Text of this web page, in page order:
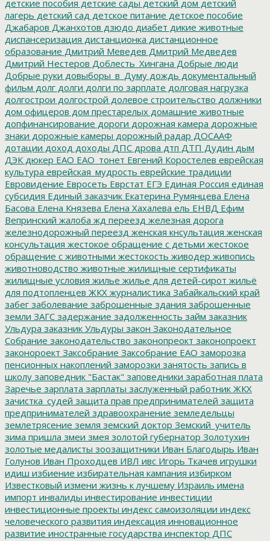
детские пособия детские сады детский дом детский
лагерь детский сад детское питание детское пособие
Джабаров Джанхотов дзюдо диабет дикие животные
диспансеризация дистанционка дистанционное
образование Дмитрий Меведев Дмитрий Медведев
Дмитрий Нестеров Доблесть_Хингана Добрые люди
Добрые руки довыборы_в_Думу дождь документальный
фильм долг долги долги по зарплате долговая нагрузка
долгострои долгострой долевое строительство должники
дом офицеров дом престарелых домашние животные
допфинансирование дороги дорожная камера дорожные
знаки дорожные камеры дорожный радар ДОСААФ
дотации доход доходы ДПС дрова дтп ДТП Дудин дым
ДЭК дюкер ЕАО ЕАО_тонет Евгений Коростелев еврейская
культура еврейская_мудрость еврейские традиции
Евровидение Евросеть Еврстат ЕГЭ Единая Россия единая
субсидия Единый заказчик Екатерина Румянцева Елена
Басова Елена Князева Елена Хахалева ель ЕНВД Ефим
Вепринский жалоба жд переезд железная дорога
железнодорожный переезд женская кнсультация женская
консультация жестокое обращение с детьми жестокое
обращение с животными жестокость живодер живопись
животноводство животные жилищные сертификаты
жилищные условия жилье жилье для детей-сирот жильё
для подтопленцев ЖКХ журналистика Забайкальский край
забег заболевание заброшенные здания заброшенные
земли ЗАГС задержание задолженность займ заказник
Ульдура заказник Ульдуры закон Законодательное
Собрание законодательство законопреокт законопроект
законороект Заксобрание Заксобрание ЕАО заморозка
пенсионных накоплений заморозки занятость запись в
школу заповедник "Бастак" заповедники заработная плата
Заречье зарплата зарплаты заслуженный работник ЖКХ
зачистка_судей защита прав предпринимателей защита
предпринимателей здравоохранение земледельцы
землетрясение земля земский доктор Земский_учитель
зима пришла змеи змея золотой губернатор Золотухин
золотые медалисты зоозащитники Иван Благодырь Иван
Голунов Иван Проходцев ИВЛ ивс Игорь Ткачев игрушки
идиш избиение избирательная кампания избирком
Известковый измени жизнь к лучшему Израиль имена
импорт инвалиды инвестирование инвестиции
инвестиционные проекты индекс самоизоляции индекс
человеческого развития индексация инновационное
развитие иностранные государства инспектор ДПС